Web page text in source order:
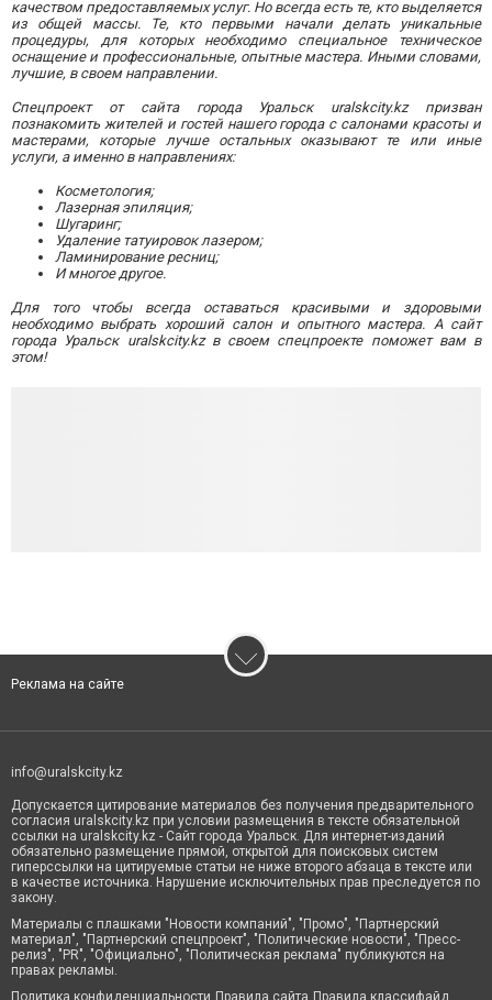
качеством предоставляемых услуг. Но всегда есть те, кто выделяется
из общей массы. Те, кто первыми начали делать уникальные
процедуры, для которых необходимо специальное техническое
оснащение и профессиональные, опытные мастера. Иными словами,
лучшие, в своем направлении.
Спецпроект от сайта города Уральск uralskcity.kz призван
познакомить жителей и гостей нашего города с салонами красоты и
мастерами, которые лучше остальных оказывают те или иные
услуги, а именно в направлениях:
Косметология;
Лазерная эпиляция;
Шугаринг;
Удаление татуировок лазером;
Ламинирование ресниц;
И многое другое.
Для того чтобы всегда оставаться красивыми и здоровыми
необходимо выбрать хороший салон и опытного мастера. А сайт
города Уральск uralskcity.kzв своем спецпроекте поможет вам в
этом!
Реклама на сайте
info@uralskcity.kz
Допускается цитирование материалов без получения предварительного
согласия uralskcity.kz при условии размещения в тексте обязательной
ссылки на uralskcity.kz - Сайт города Уральск. Для интернет-изданий
обязательно размещение прямой, открытой для поисковых систем
гиперссылки на цитируемые статьи не ниже второго абзаца в тексте или
в качестве источника. Нарушение исключительных прав преследуется по
закону.
Материалы с плашками "Новости компаний", "Промо", "Партнерский
материал", "Партнерский спецпроект", "Политические новости", "Пресс-
релиз", "PR", "Официально", "Политическая реклама" публикуются на
правах рекламы.
Политика конфиденциальности Правила сайта Правила классифайд